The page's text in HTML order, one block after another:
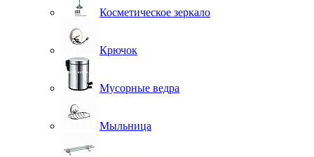
Косметическое зеркало
Крючок
Мусорные ведра
Мыльница